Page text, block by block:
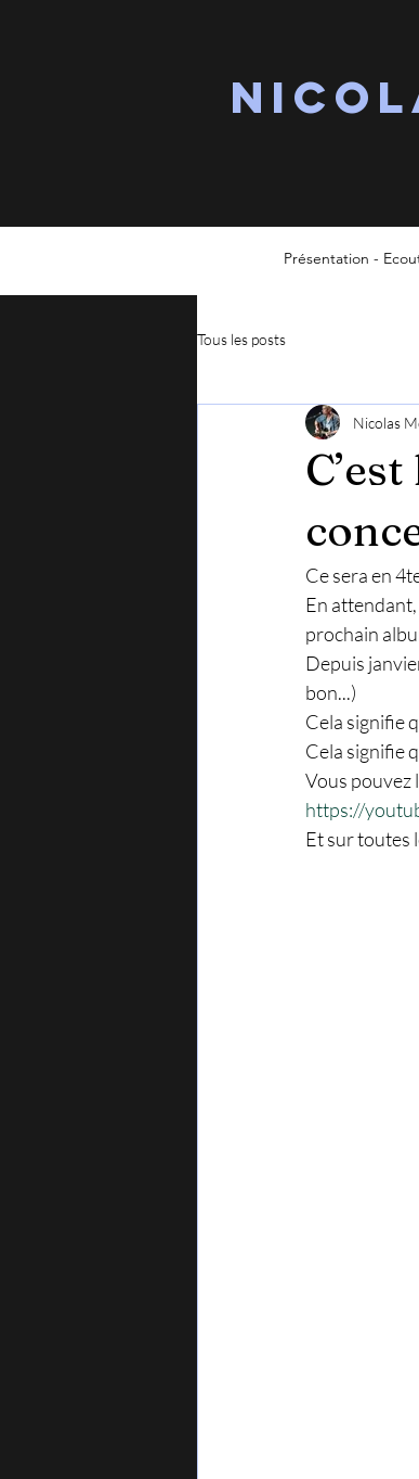
Présentation -
Tous les posts
Nicolas
Ce sera en
En
prochain
Depuis
bon...)
Cela signifie
Cela signifie
Vous pouvez
https://
Et sur toutes